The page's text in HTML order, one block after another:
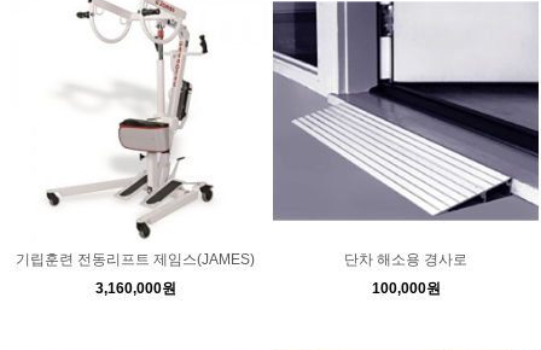
기립훈련 전동리프트 제임스(JAMES)
3,160,000원
단차 해소용 경사로
100,000원